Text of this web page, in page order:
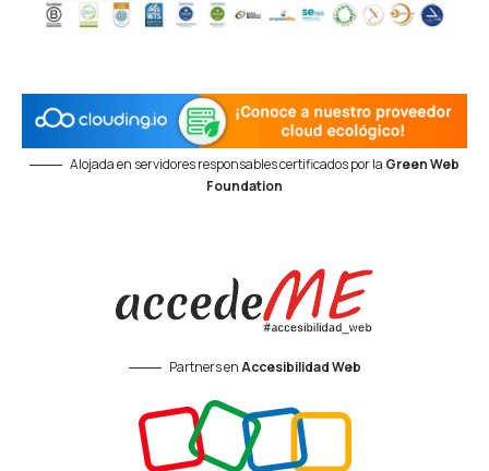
Alojada en servidores responsables certificados por la Green Web
Foundation
Partners enAccesibilidad Web